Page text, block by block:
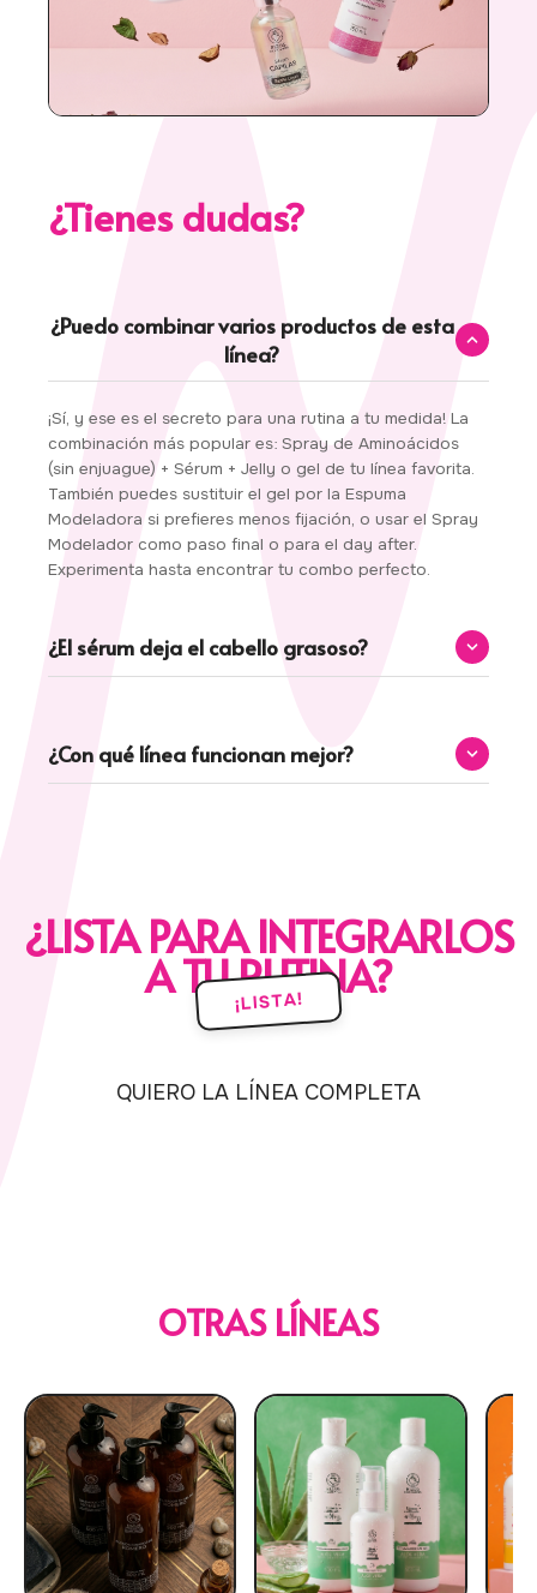
¿Tienes dudas?
¿Puedo combinar varios productos de esta
línea?
¡Sí, y ese es el secreto para una rutina a tu medida! La
combinación más popular es: Spray de Aminoácidos
(sin enjuague) + Sérum + Jelly o gel de tu línea favorita.
También puedes sustituir el gel por la Espuma
Modeladora si prefieres menos fijación, o usar el Spray
Modelador como paso final o para el day after.
Experimenta hasta encontrar tu combo perfecto.
¿El sérum deja el cabello grasoso?
o 2 gotas para cabello mediano es más que suficiente.
El Sérum tiene textura ultraligera gracias a sus aceites
de alta calidad, y fue formulado específicamente para
¿Con qué línea funcionan mejor?
¡LISTA!
¿LISTA PARA INTEGRARLOS
A TU RUTINA?
QUIERO LA LÍNEA COMPLETA
OTRAS LÍNEAS